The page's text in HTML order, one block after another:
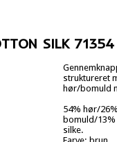
SILK 71354
struktureret
hør/bomuld
54% hør/26%
bomuld/
silke.